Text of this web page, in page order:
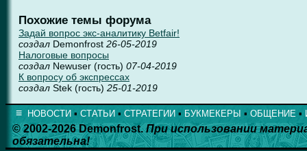
Похожие темы форума
Задай вопрос экс-аналитику Betfair!
создал Demonfrost 26-05-2019
Налоговые вопросы
создал Newuser (гость) 07-04-2019
К вопросу об экспрессах
создал Stek (гость) 25-01-2019
≡ НОВОСТИ ▪ СТАТЬИ ▪ СТРАТЕГИИ ▪ БУКМЕКЕРЫ ▪ ОБЩЕНИЕ ▪
© 2002-2026 Demonfrost.При использовании
обязательна!